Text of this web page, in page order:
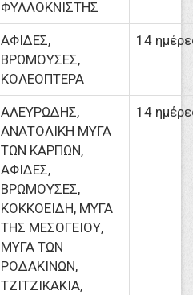
ΦΥΛΛΟΚΝΙΣΤΗΣ
ΑΦΙΔΕΣ,
ΒΡΩΜΟΥΣΕΣ,
ΚΟΛΕΟΠΤΕΡΑ
14
ΑΛΕΥΡΩΔΗΣ,
ΑΝΑΤΟΛΙΚΗ ΜΥΓΑ
ΤΩΝ ΚΑΡΠΩΝ,
ΑΦΙΔΕΣ,
ΒΡΩΜΟΥΣΕΣ,
ΚΟΚΚΟΕΙΔΗ, ΜΥΓΑ
ΤΗΣ ΜΕΣΟΓΕΙΟΥ,
ΜΥΓΑ ΤΩΝ
ΡΟΔΑΚΙΝΩΝ,
ΤΖΙΤΖΙΚΑΚΙΑ,
14